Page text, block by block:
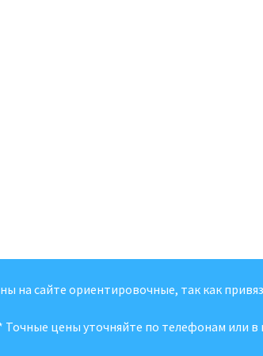
на сайте ориентировочные, так как
Точные цены уточняйте по телефонам или в